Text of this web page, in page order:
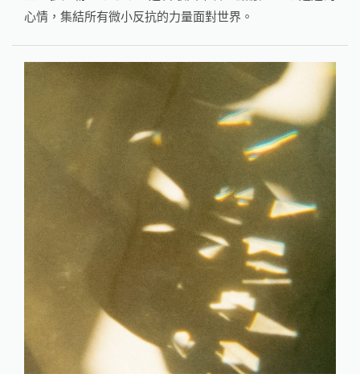
心情，集結所有微小反抗的力量面對世界。